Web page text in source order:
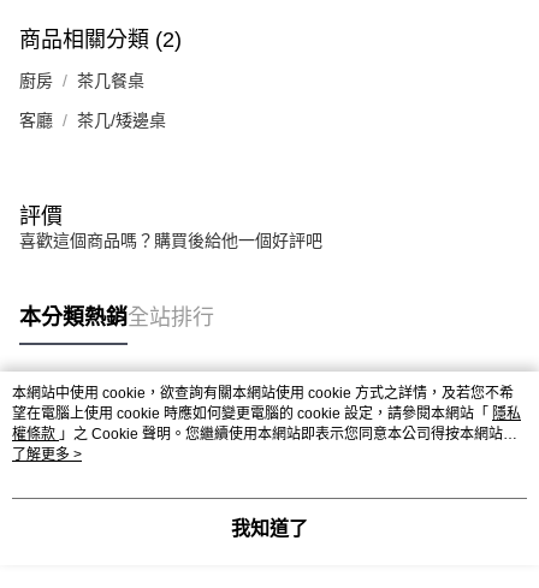
商品相關分類 (2)
廚房 茶几餐桌
客廳 茶几/矮邊桌
評價
喜歡這個商品嗎？購買後給他一個好評吧
本分類熱銷全站排行
熱門標籤
本網站中使用 cookie，欲查詢有關本網站使用 cookie 方式之詳情，及若您不希
望在電腦上使用 cookie 時應如何變更電腦的 cookie 設定，請參閱本網站「 隱私
權條款 」之 Cookie 聲明。您繼續使用本網站即表示您同意本公司得按本網站使
用條款之 Cookie 聲明使用 cookie。
了解更多 >
我知道了